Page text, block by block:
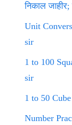
निकाल
Unit
sir
1 to 100
sir
1 to 50
Number